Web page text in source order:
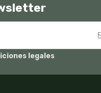
legales